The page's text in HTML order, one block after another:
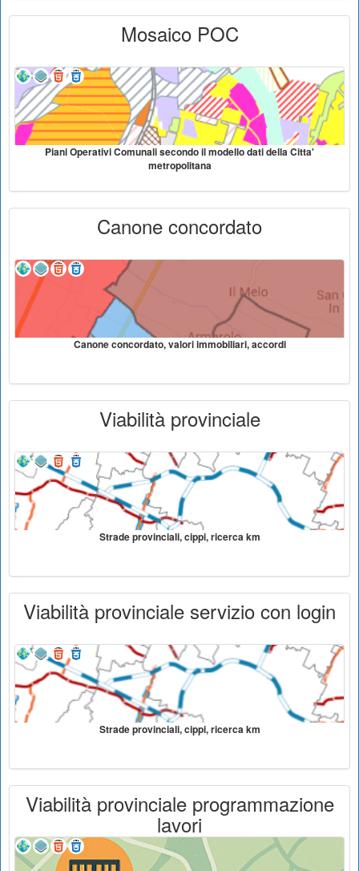
Mosaico POC
Piani Operativi Comunali secondo il modello dati della Citta'
metropolitana
Canone concordato
Canone concordato, valori immobiliari, accordi
Viabilità provinciale
Strade provinciali, cippi, ricerca km
Viabilità provinciale servizio con login
Strade provinciali, cippi, ricerca km
Viabilità provinciale programmazione
lavori